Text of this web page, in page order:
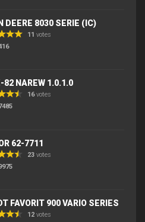
DEERE 8030 SERIE (IC)
11 votes
82 NAREW 1.0.1.0
16votes
62-7711
23 votes
FAVORIT 900 VARIO SERIES
12 votes